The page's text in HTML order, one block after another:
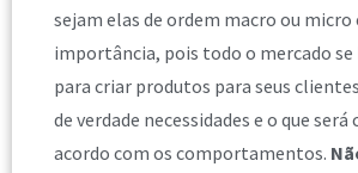
sejam elas de ordem macro ou micro
importância, pois todo o mercado se
para criar produtos para seus
de verdade necessidades e o que será
acordo com os comportamentos.